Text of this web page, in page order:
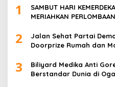
1
SAMBUT HARI
MERIAHKAN
2
Jalan Sehat Partai
Doorprize Rumah dan
3
Biliyard Medika Anti
Berstandar Dunia di